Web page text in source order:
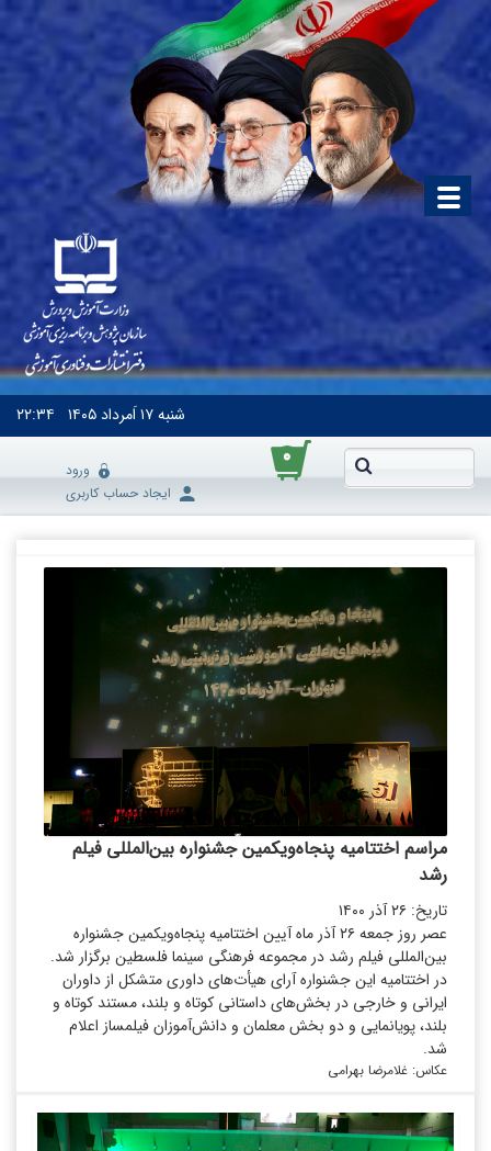
شنبه۱۷ اَمرداد ۱۴۰۵ ۲۲:۳۴
۰
ورود
ایجاد حساب کاربری
مراسم اختتامیه پنجاه‌ویکمین جشنواره بین‌المللی فیلم
رشد
تاریخ: ۲۶ آذر ۱۴۰۰
عصر روز جمعه ۲۶ آذر ماه آیین اختتامیه‌ پنجاه‌ویکمین جشنواره‌
بین‌المللی فیلم رشد در مجموعه‌ فرهنگی سینما فلسطین برگزار شد.
در اختتامیه‌ این جشنواره آرای هیأت‌های داوری متشکل از داوران
ایرانی و خارجی در بخش‌های داستانی کوتاه و بلند، مستند کوتاه و
بلند، پویانمایی و دو بخش معلمان و دانش‌آموزان فیلمساز اعلام
شد.
عکاس: غلامرضا بهرامی